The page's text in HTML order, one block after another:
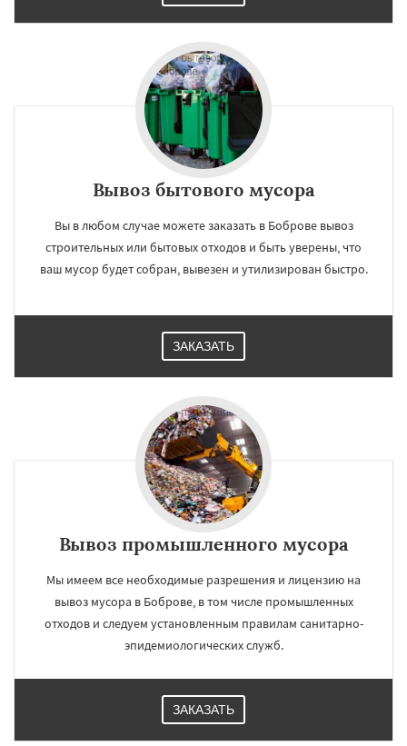
Вывоз бытового мусора
Вы в любом случае можете заказать в Боброве вывоз
строительных или бытовых отходов и быть уверены, что
ваш мусор будет собран, вывезен и утилизирован быстро.
ЗАКАЗАТЬ
Вывоз промышленного мусора
Мы имеем все необходимые разрешения и лицензию на
вывоз мусора в Боброве, в том числе промышленных
отходов и следуем установленным правилам санитарно-
эпидемиологических служб.
ЗАКАЗАТЬ